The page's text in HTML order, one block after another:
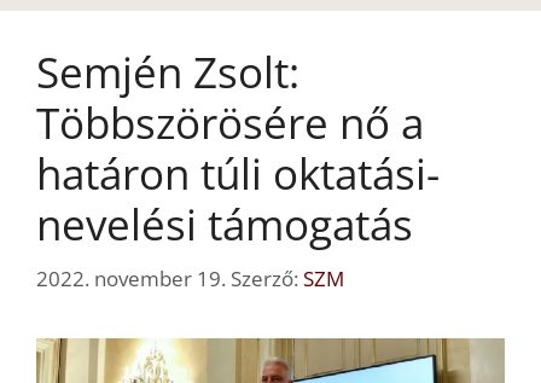
Semjén Zsolt:
Többszörösére nő a
határon túli oktatási-
nevelési támogatás
2022. november 19. Szerző: SZM